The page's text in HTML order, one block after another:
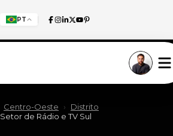
PT
Centro-Oeste ›
Distrito
Setor de Rádio e TV Sul